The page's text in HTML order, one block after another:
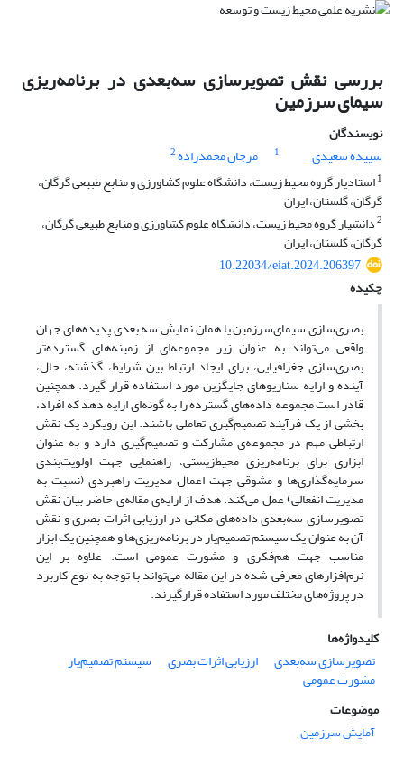
بررسی نقش تصویرسازی سه‌بعدی در برنامه‌‌ریزی
سیمای سرزمین
نویسندگان
سپیده سعیدی
1 مرجان محمدزاده2
1استادیار گروه محیط زیست، دانشگاه علوم کشاورزی و منابع طبیعی گرگان،
گرگان، گلستان، ایران
2دانشیار گروه محیط زیست، دانشگاه علوم کشاورزی و منابع طبیعی گرگان،
گرگان، گلستان، ایران
10.22034/eiat.2024.206397
چکیده
بصری‌سازی سیمای‌‌سرزمین یا همان نمایش سه بعدی پدیده‌های جهان
واقعی می‌تواند به عنوان زیر مجموعه‌ای از زمینه‌های گسترده‌تر
بصری‌سازی جغرافیایی، برای ایجاد ارتباط بین شرایط، گذشته، حال،
آینده و ارایه سناریوهای جایگزین مورد استفاده قرار گیرد. همچنین
قادر است مجموعه داده‌های گسترده را به گونه‌ای ارایه دهد که افراد،
بخشی از یک فرآیند تصمیم‌گیری تعاملی باشند. این رویکرد یک نقش
ارتباطی مهم در مجموعه‌ی مشارکت و تصمیم‌گیری دارد و به عنوان
ابزاری برای برنامه‌‌ریزی محیط‌زیستی، راهنمایی جهت اولویت‌بندی
سرمایه‌گذاری‌ها و مشوقی جهت اعمال مدیریت راهبردی (نسبت به
مدیریت انفعالی) عمل می‌‌کند. هدف از ارایه‌ی مقاله‌ی حاضر بیان نقش
تصویرسازی سه‌بعدی داده‌های مکانی در ارزیابی اثرات بصری و نقش
آن به عنوان یک سیستم تصمیم‌یار در برنامه‌ریزی‌ها و همچنین یک ابزار
مناسب جهت هم‌فکری و مشورت عمومی است. علاوه بر این
نرم‌افزارهای معرفی شده در این مقاله می‌‌تواند با توجه به نوع کاربرد
در پروژه‌های مختلف مورد استفاده قرارگیرند.
کلیدواژه‌ها
تصویر‌سازی سه‌بعدی
ارزیابی اثرات بصری سیستم تصمیم‌یار
مشورت عمومی
موضوعات
آمایش سرزمین